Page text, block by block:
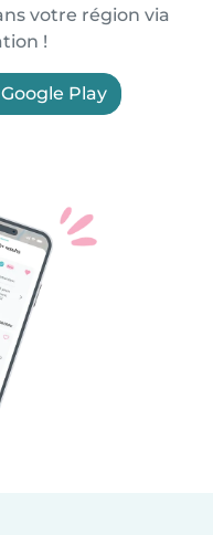
votre région via
!
Google Play